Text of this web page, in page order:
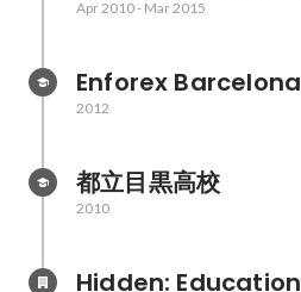
Apr 2010- Mar 2015
Enforex Barcelona
2012
都立目黒高校
2010